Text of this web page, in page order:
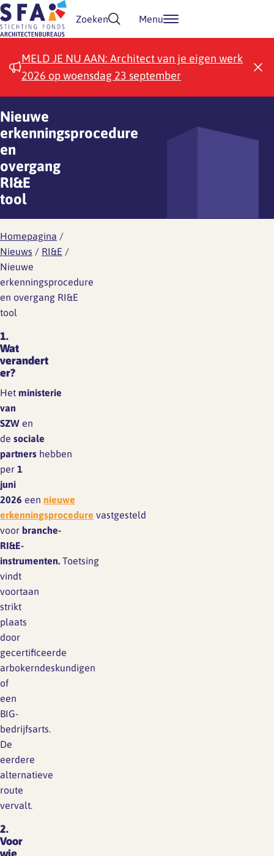
Doorgaan naar inhoud
Zoeken Menu
MELD JE NU AAN: Architect van je eigen werk
2026 op woensdag 23 september
Nieuwe
erkenningsprocedure
en
overgang
RI&E
tool
Homepagina /
Nieuws / RI&E /
Nieuwe
erkenningsprocedure
en overgang RI&E
tool
1.
Wat
verandert
er?
Het ministerie
van
SZW en
de sociale
partners hebben
per 1
juni
2026 een nieuwe
erkenningsprocedure vastgesteld
voor branche-
RI&E-
instrumenten. Toetsing
vindt
voortaan
strikt
plaats
door
gecertificeerde
arbokerndeskundigen
of
een
BIG-
bedrijfsarts.
De
eerdere
alternatieve
route
vervalt.
2.
Voor
wie